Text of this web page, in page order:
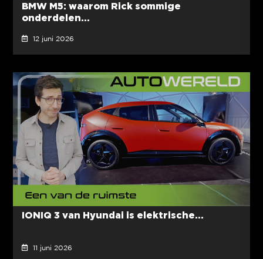
BMW M5: waarom Rick sommige
onderdelen...
12 juni 2026
IONIQ 3 van Hyundai is elektrische...
11 juni 2026